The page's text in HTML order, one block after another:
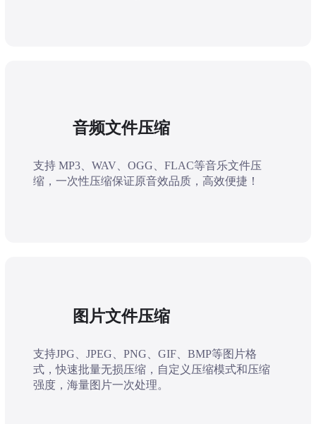
音频文件压缩
支持 MP3、WAV、OGG、FLAC等音乐文件压
缩，一次性压缩保证原音效品质，高效便捷！
图片文件压缩
支持JPG、JPEG、PNG、GIF、BMP等图片格
式，快速批量无损压缩，自定义压缩模式和压缩
强度，海量图片一次处理。